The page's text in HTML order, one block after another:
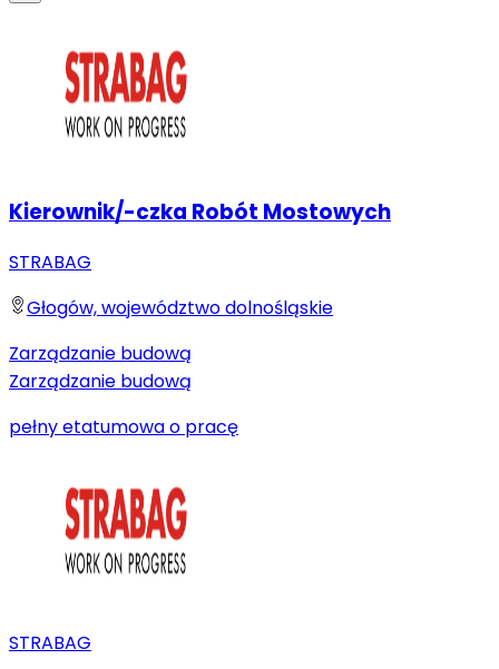
Kierownik/-czka Robót Mostowych
STRABAG
Głogów, województwo dolnośląskie
Zarządzanie budową
Zarządzanie budową
pełny etatumowa o pracę
STRABAG